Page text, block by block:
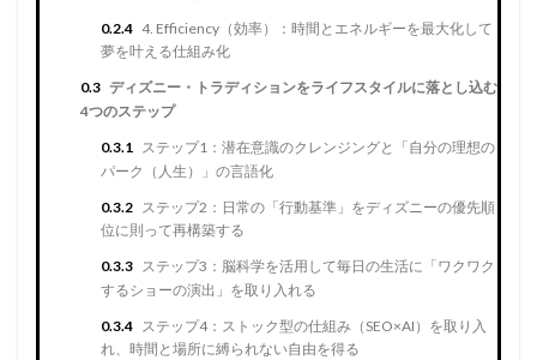
0.2.4 4. Efficiency（効率）：時間とエネルギーを最大化して
夢を叶える仕組み化
0.3 ディズニー・トラディションをライフスタイルに落とし込む
4つのステップ
0.3.1 ステップ1：潜在意識のクレンジングと「自分の理想の
パーク（人生）」の言語化
0.3.2 ステップ2：日常の「行動基準」をディズニーの優先順
位に則って再構築する
0.3.3 ステップ3：脳科学を活用して毎日の生活に「ワクワク
するショーの演出」を取り入れる
0.3.4 ステップ4：ストック型の仕組み（SEO×AI）を取り入
れ、時間と場所に縛られない自由を得る